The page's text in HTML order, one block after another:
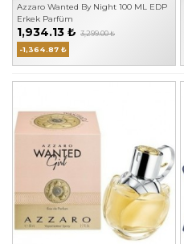
Azzaro Wanted By Night 100 ML EDP
Erkek Parfüm
1,934.13 ₺ 3,299.00 ₺
-1,364.87 ₺